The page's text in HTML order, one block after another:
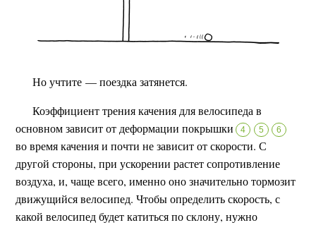
Но учтите — поездка затянется.
Коэффициент трения качения для велосипеда в
основном зависит от деформации покрышки
4 5 6
во время качения и почти не зависит от скорости. С
другой стороны, при ускорении растет сопротивление
воздуха, и, чаще всего, именно оно значительно тормозит
движущийся велосипед. Чтобы определить скорость, с
какой велосипед будет катиться по склону, нужно